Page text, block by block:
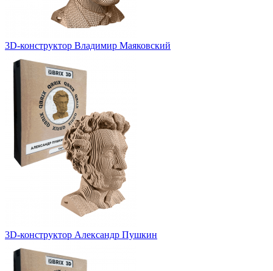
3D-конструктор Владимир Маяковский
3D-конструктор Александр Пушкин